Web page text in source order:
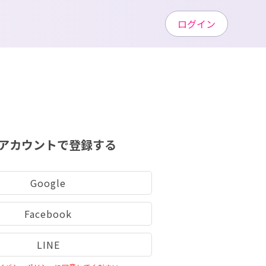
カウントで登録する
Google
Facebook
LINE
ログイン